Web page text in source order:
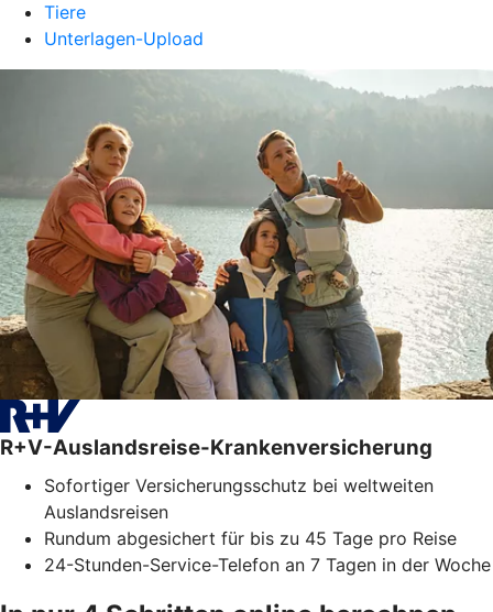
Tiere
Unterlagen-Upload
R+V-Auslandsreise-Krankenversicherung
Sofortiger Versicherungsschutz bei weltweiten
Auslandsreisen
Rundum abgesichert für bis zu 45 Tage pro Reise
24-Stunden-Service-Telefon an 7 Tagen in der Woche